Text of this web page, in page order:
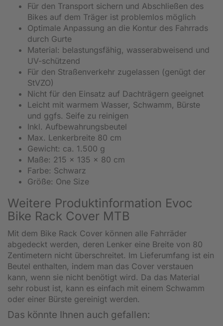
Für den Transport sichern und Abschließen des
Bikes auf dem Träger ist problemlos möglich
Optimale Anpassung an die Kontur des Fahrrads
durch Gurte
Material: belastungsfähig, wasserabweisend und
UV-schützend
Für den Straßenverkehr zugelassen (genügt der
StVZO)
Nicht für den Einsatz auf Dachträgern geeignet
Leicht mit warmem Wasser, Schwamm, Bürste
und ggfs. Seife zu reinigen
Inkl. Aufbewahrungsbeutel
Max. Lenkerbreite 80 cm
Gewicht: ca. 1.500 g
Maße: 215 x 135 x 80 cm
Farbe: Schwarz
Größe: One Size
Weitere Produktinformation Evoc
Bike Rack Cover MTB
Mit dem Bike Rack Cover können alle Fahrräder
abgedeckt werden, deren Lenker eine Breite von 80
Zentimetern nicht überschreitet. Im Lieferumfang ist ein
Beutel enthalten, indem man das Cover verstauen
kann, wenn sie nicht benötigt wird. Da das Material
sehr robust ist, kann es einfach mit einem Schwamm
oder einer Bürste gereinigt werden.
Das könnte Ihnen auch gefallen: